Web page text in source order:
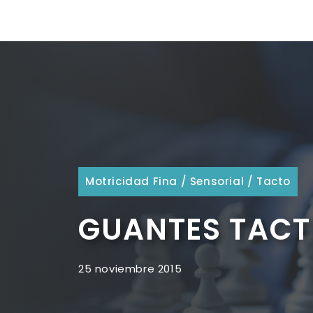
Motricidad Fina / Sensorial / Tacto
GUANTES
25 noviembre 2015